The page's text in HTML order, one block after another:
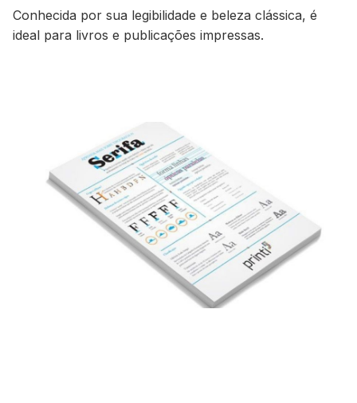
Conhecida por sua legibilidade e beleza clássica, é
ideal para livros e publicações impressas.